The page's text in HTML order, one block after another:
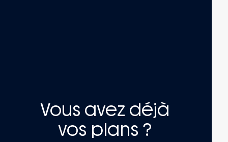
Vous avez déjà
vos plans ?